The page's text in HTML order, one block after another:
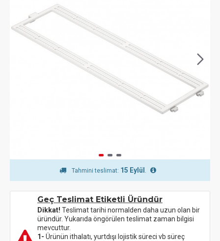
Tahmini teslimat: 15 Eylül
Geç Teslimat Etiketli Üründür
Dikkat! Teslimat tarihi normalden daha uzun olan bir
üründür. Yukarıda öngörülen teslimat zaman bilgisi
mevcuttur.
1- Ürünün ithalatı, yurtdışı lojistik süreci vb süreç